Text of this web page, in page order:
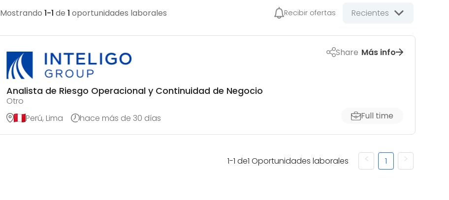
Mostrando 1-1 de 1 oportunidades laborales Recibir ofertas Recientes
Analista de Riesgo Operacional y Continuidad de Negocio
Otro
Perú, Lima
hace más de 30 días
Share Más info
Full time
1-1 de1 Oportunidades laborales 1